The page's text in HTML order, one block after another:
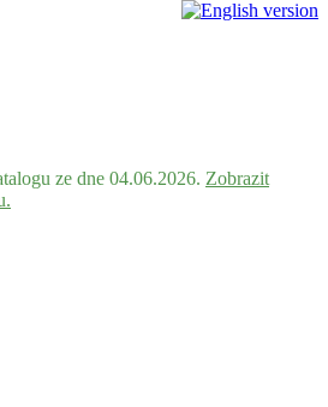
ze dne 04.06.2026. Zobrazit